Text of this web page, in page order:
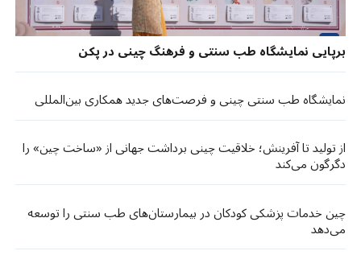
برپایی نمایشگاه طب سنتی و فرهنگ چینی در پکن
نمایشگاه طب سنتی چینی و فرصت‌های جدید همکاری بین‌المللی
از تولید تا آفرینش؛ خلاقیت چینی برداشت جهانی از «ساخت چین» را
دگرگون می‌کند
چین خدمات پزشکی کودکان در بیمارستان‌های طب سنتی را توسعه
می‌دهد